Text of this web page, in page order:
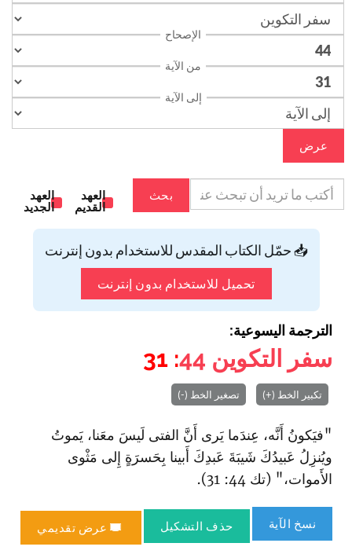
الإصحاح
من الآية
إلى الآية
عرض
بحث
العهد
القديم
العهد
الجديد
📥 حمّل الكتاب المقدس للاستخدام بدون إنترنت
تحميل للاستخدام بدون إنترنت
الترجمة اليسوعية:
سفر التكوين 44
: 31
تكبير الخط (+) تصغير الخط (-)
"فيَكونُ أَنَّه، عِندَما يَرى أَنَّ الفتى لَيسَ معَنا، يَموتُ
ويُنزِلُ عَبيدُكَ شَيبَةَ عَبدِكَ أَبينا بِحَسرَةٍ إِلى مَثْوى
الأَموات،" (تك 44: 31).
نسخ الآية حذف التشكيل عرض تقديمي